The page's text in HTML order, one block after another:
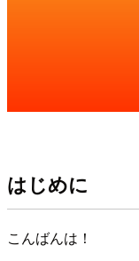
はじめに
こんばんは！